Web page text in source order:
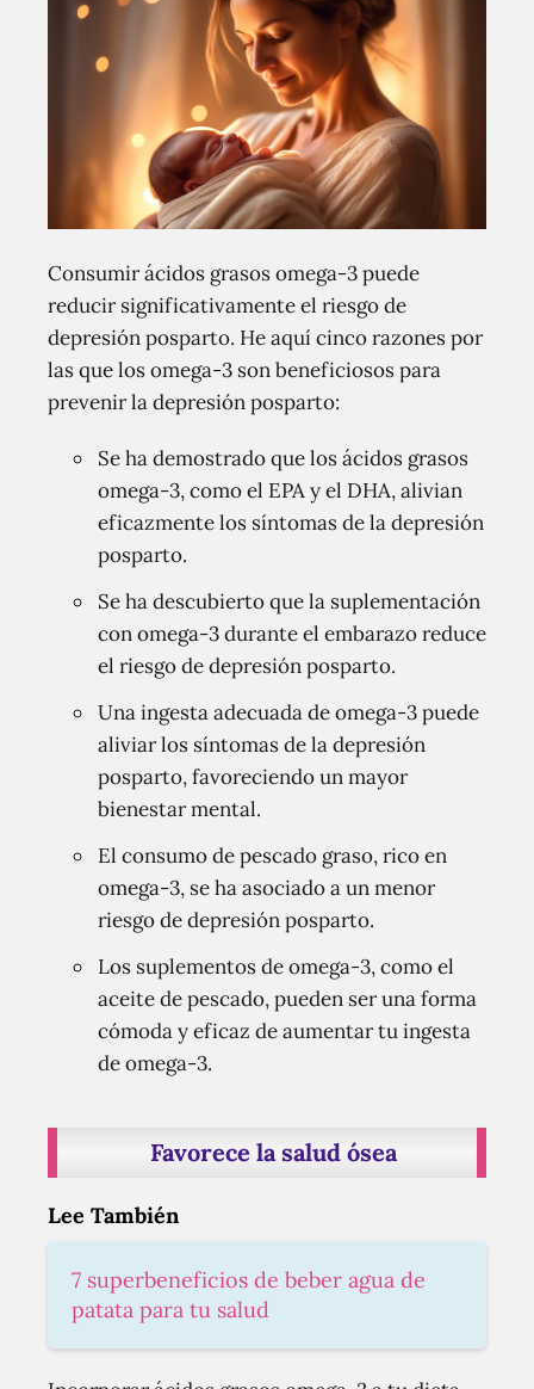
Consumir ácidos grasos omega-3 puede
reducir significativamente el riesgo de
depresión posparto. He aquí cinco razones por
las que los omega-3 son beneficiosos para
prevenir la depresión posparto:
Se ha demostrado que los ácidos grasos
omega-3, como el EPA y el DHA, alivian
eficazmente los síntomas de la depresión
posparto.
Se ha descubierto que la suplementación
con omega-3 durante el embarazo reduce
el riesgo de depresión posparto.
Una ingesta adecuada de omega-3 puede
aliviar los síntomas de la depresión
posparto, favoreciendo un mayor
bienestar mental.
El consumo de pescado graso, rico en
omega-3, se ha asociado a un menor
riesgo de depresión posparto.
Los suplementos de omega-3, como el
aceite de pescado, pueden ser una forma
cómoda y eficaz de aumentar tu ingesta
de omega-3.
Favorece la salud ósea
Lee También
7 superbeneficios de beber agua de
patata para tu salud